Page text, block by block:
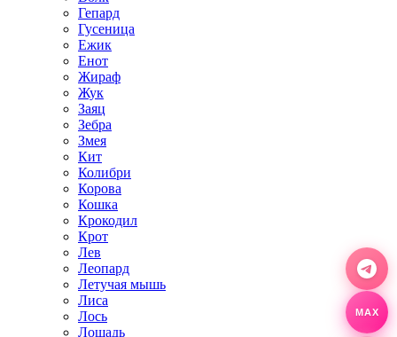
Гепард
Гусеница
Ежик
Енот
Жираф
Жук
Заяц
Зебра
Змея
Кит
Колибри
Корова
Кошка
Крокодил
Крот
Лев
Леопард
Летучая мышь
Лиса
Лось
Лошадь
MAX